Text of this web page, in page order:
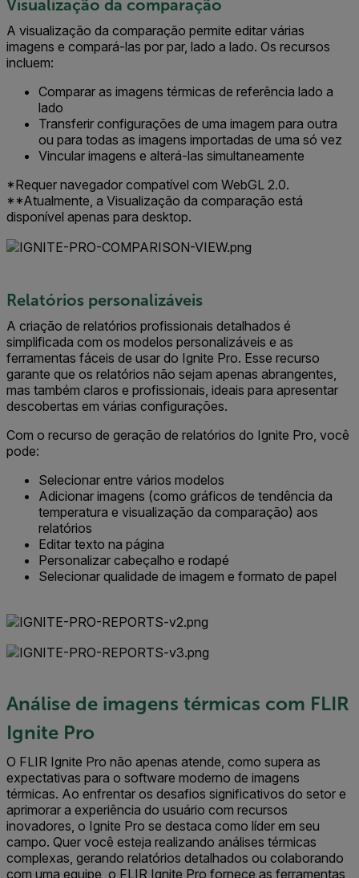
Visualização da comparação
A visualização da comparação permite editar várias
imagens e compará-las por par, lado a lado. Os recursos
incluem:
Comparar as imagens térmicas de referência lado a
lado
Transferir configurações de uma imagem para outra
ou para todas as imagens importadas de uma só vez
Vincular imagens e alterá-las simultaneamente
*Requer navegador compatível com WebGL 2.0.
**Atualmente, a Visualização da comparação está
disponível apenas para desktop.
Relatórios personalizáveis
A criação de relatórios profissionais detalhados é
simplificada com os modelos personalizáveis e as
ferramentas fáceis de usar do Ignite Pro. Esse recurso
garante que os relatórios não sejam apenas abrangentes,
mas também claros e profissionais, ideais para apresentar
descobertas em várias configurações.
Com o recurso de geração de relatórios do Ignite Pro, você
pode:
Selecionar entre vários modelos
Adicionar imagens (como gráficos de tendência da
temperatura e visualização da comparação) aos
relatórios
Editar texto na página
Personalizar cabeçalho e rodapé
Selecionar qualidade de imagem e formato de papel
Análise de imagens térmicas com FLIR
Ignite Pro
O FLIR Ignite Pro não apenas atende, como supera as
expectativas para o software moderno de imagens
térmicas. Ao enfrentar os desafios significativos do setor e
aprimorar a experiência do usuário com recursos
inovadores, o Ignite Pro se destaca como líder em seu
campo. Quer você esteja realizando análises térmicas
complexas, gerando relatórios detalhados ou colaborando
com uma equipe, o FLIR Ignite Pro fornece as ferramentas